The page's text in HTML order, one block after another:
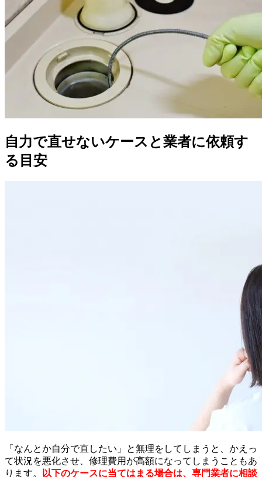
自力で直せないケースと業者に依頼す
る目安
「なんとか自分で直したい」と無理をしてしまうと、かえっ
て状況を悪化させ、修理費用が高額になってしまうこともあ
ります。 以下のケースに当てはまる場合は、専門業者に相談